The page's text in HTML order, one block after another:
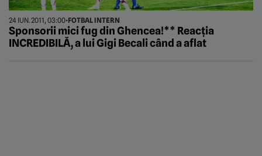
24 IUN. 2011, 03:00•FOTBAL INTERN
Sponsorii mici fug din Ghencea!** Reacția
INCREDIBILĂ‚ a lui Gigi Becali când a aflat